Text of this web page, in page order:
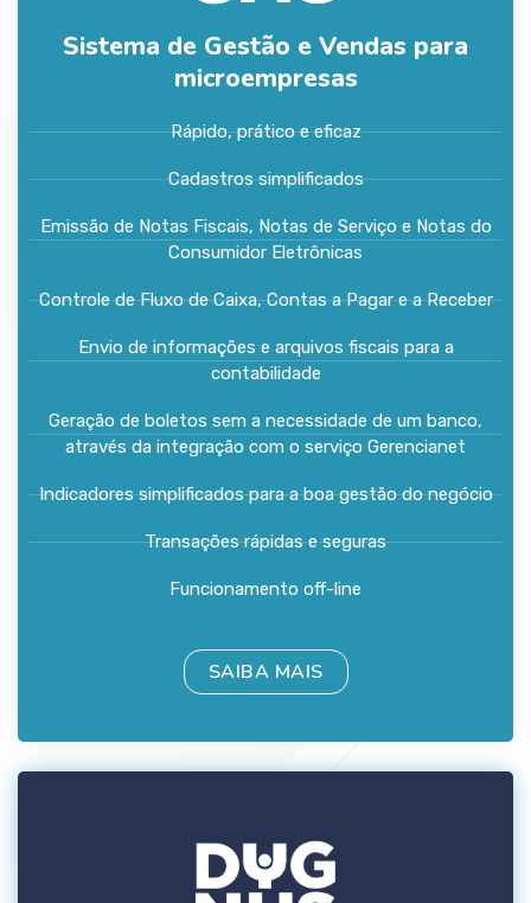
Sistema de Gestão e Vendas para
microempresas
Rápido, prático e eficaz
Cadastros simplificados
Emissão de Notas Fiscais, Notas de Serviço e Notas do
Consumidor Eletrônicas
Controle de Fluxo de Caixa, Contas a Pagar e a Receber
Envio de informações e arquivos fiscais para a
contabilidade
Geração de boletos sem a necessidade de um banco,
através da integração com o serviço Gerencianet
Indicadores simplificados para a boa gestão do negócio
Transações rápidas e seguras
Funcionamento off-line
SAIBA MAIS